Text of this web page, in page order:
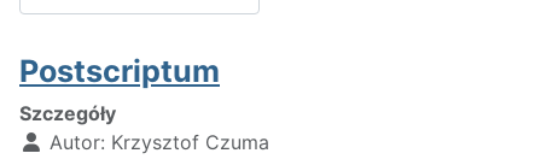
Postscriptum
Szczegóły
Autor: Krzysztof Czuma